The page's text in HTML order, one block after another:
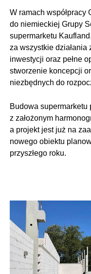
W ramach współpracy
do niemieckiej Grupy
supermarketu
za wszystkie działania
inwestycji oraz pełne
stworzenie koncepcji
niezbędnych do
Budowa
z założonym
a projekt jest już na
nowego obiektu
przyszłego roku.